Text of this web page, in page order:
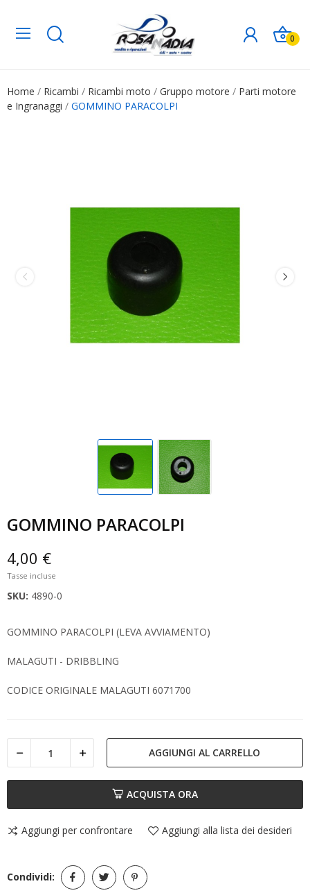
0
Home Ricambi Ricambi moto Gruppo motore
Parti motore
e Ingranaggi
GOMMINO PARACOLPI
GOMMINO PARACOLPI
4,00 €
Tasse incluse
SKU: 4890-0
GOMMINO PARACOLPI (LEVA AVVIAMENTO)
MALAGUTI - DRIBBLING
CODICE ORIGINALE MALAGUTI 6071700
AGGIUNGI AL CARRELLO
ACQUISTA ORA
Aggiungi per confrontare Aggiungi alla lista dei desideri
Condividi: